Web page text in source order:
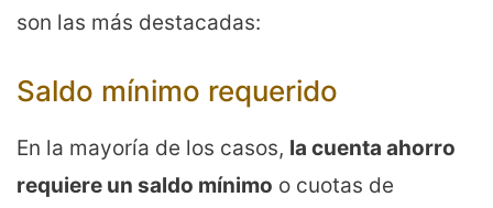
son las más destacadas:
Saldo mínimo requerido
En la mayoría de los casos, la cuenta ahorro
requiere un saldo mínimo o cuotas de